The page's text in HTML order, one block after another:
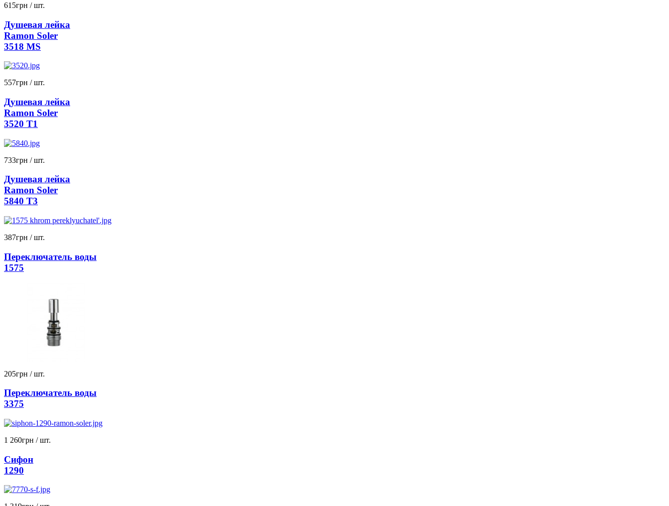
615грн / шт.
Душевая лейка
Ramon Soler
3518 MS
557грн / шт.
Душевая лейка
Ramon Soler
3520 T1
733грн / шт.
Душевая лейка
Ramon Soler
5840 T3
387грн / шт.
Переключатель воды
1575
205грн / шт.
Переключатель воды
3375
1 260грн / шт.
Сифон
1290